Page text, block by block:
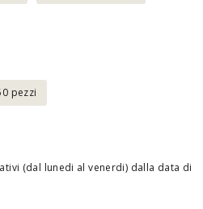
pezzi
(dal lunedi al venerdi) dalla data di